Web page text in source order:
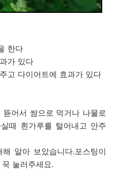
한다
가 있다
고 다이어트에 효과가 있다
어서 쌈으로 먹거나 나물로
때 흰가루를 털어내고 안주
알아 보았습니다.포스팅이
눌러주세요.